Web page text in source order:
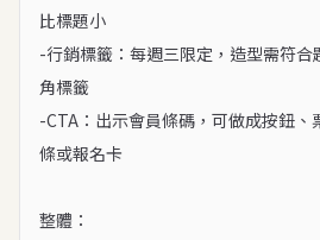
比標題小
-行銷標籤：每週三限定，造型需符
角標籤
-CTA：出示會員條碼，可做成按鈕、
條或報名卡
整體：